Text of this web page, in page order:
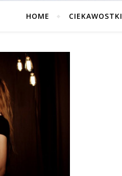
HOME CIEKAWOSTKI